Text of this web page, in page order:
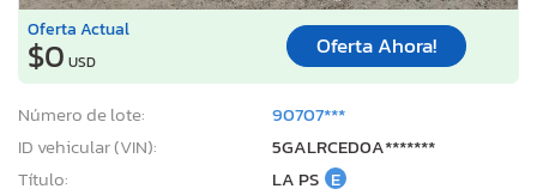
Oferta Actual
$0 USD
Oferta Ahora!
Número de lote:
90707***
ID vehicular (VIN):
5GALRCED0A*******
Título:
LA PS E